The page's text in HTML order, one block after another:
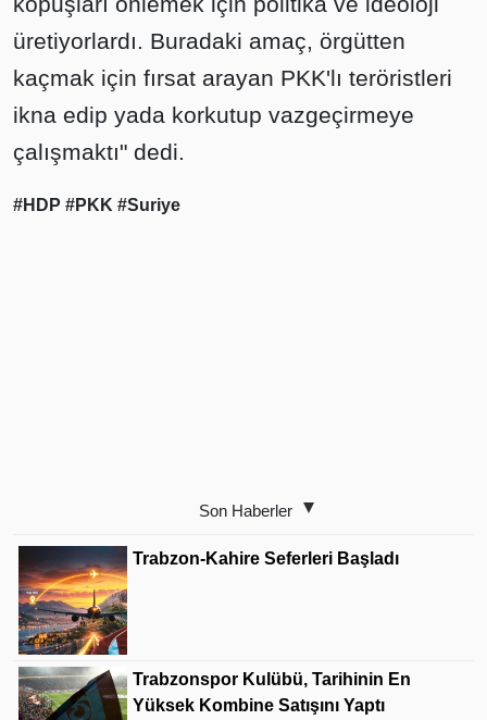
üretiyorlardı. Buradaki amaç, örgütten
kaçmak için fırsat arayan PKK'lı teröristleri
ikna edip yada korkutup vazgeçirmeye
çalışmaktı" dedi.
#HDP #PKK #Suriye
Son Haberler
Trabzon-Kahire Seferleri Başladı
Trabzonspor Kulübü, Tarihinin En
Yüksek Kombine Satışını Yaptı